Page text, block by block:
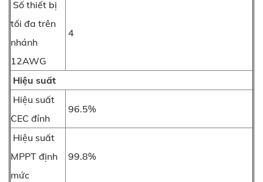
Số thiết bị
tối đa trên
nhánh
12AWG
4
Hiệu suất
Hiệu suất
CEC đỉnh
96.5%
Hiệu suất
MPPT định
mức
99.8%